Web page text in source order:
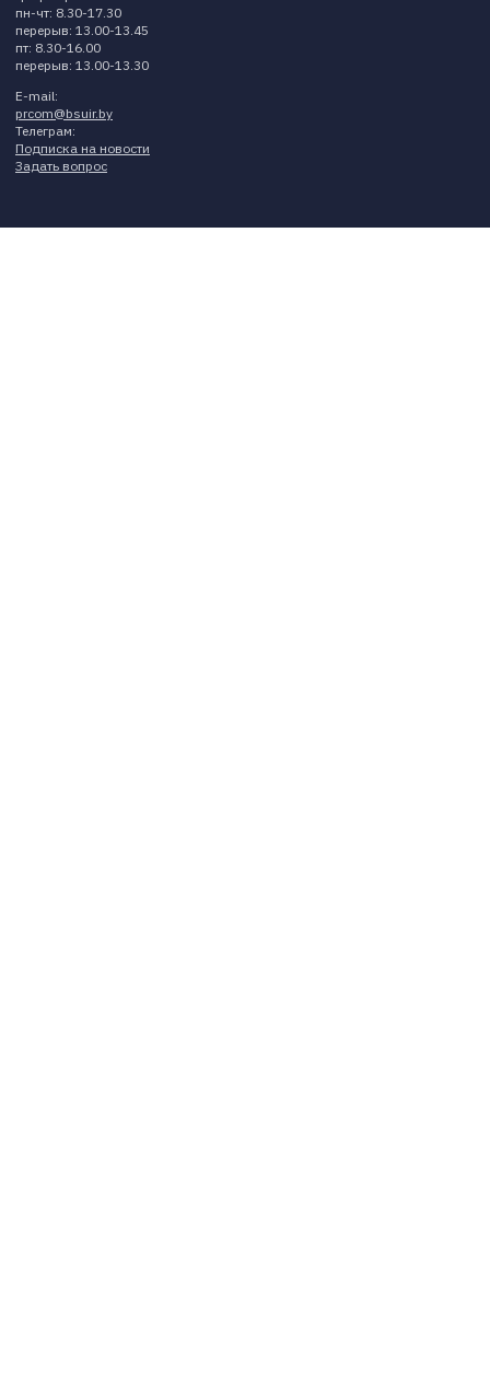
пн-чт: 8.30-17.30
перерыв: 13.00-13.45
пт: 8.30-16.00
перерыв: 13.00-13.30
E-mail:
prcom@bsuir.by
Телеграм:
Подписка на новости
Задать вопрос